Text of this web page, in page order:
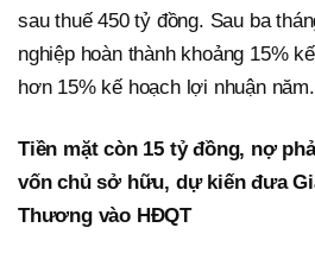
sau thuế 450 tỷ đồng. Sau ba
nghiệp hoàn thành khoảng 15%
hơn 15% kế hoạch lợi nhuận năm.
Tiền mặt còn 15 tỷ đồng, nợ
vốn chủ sở hữu, dự kiến đưa
Thương vào HĐQT